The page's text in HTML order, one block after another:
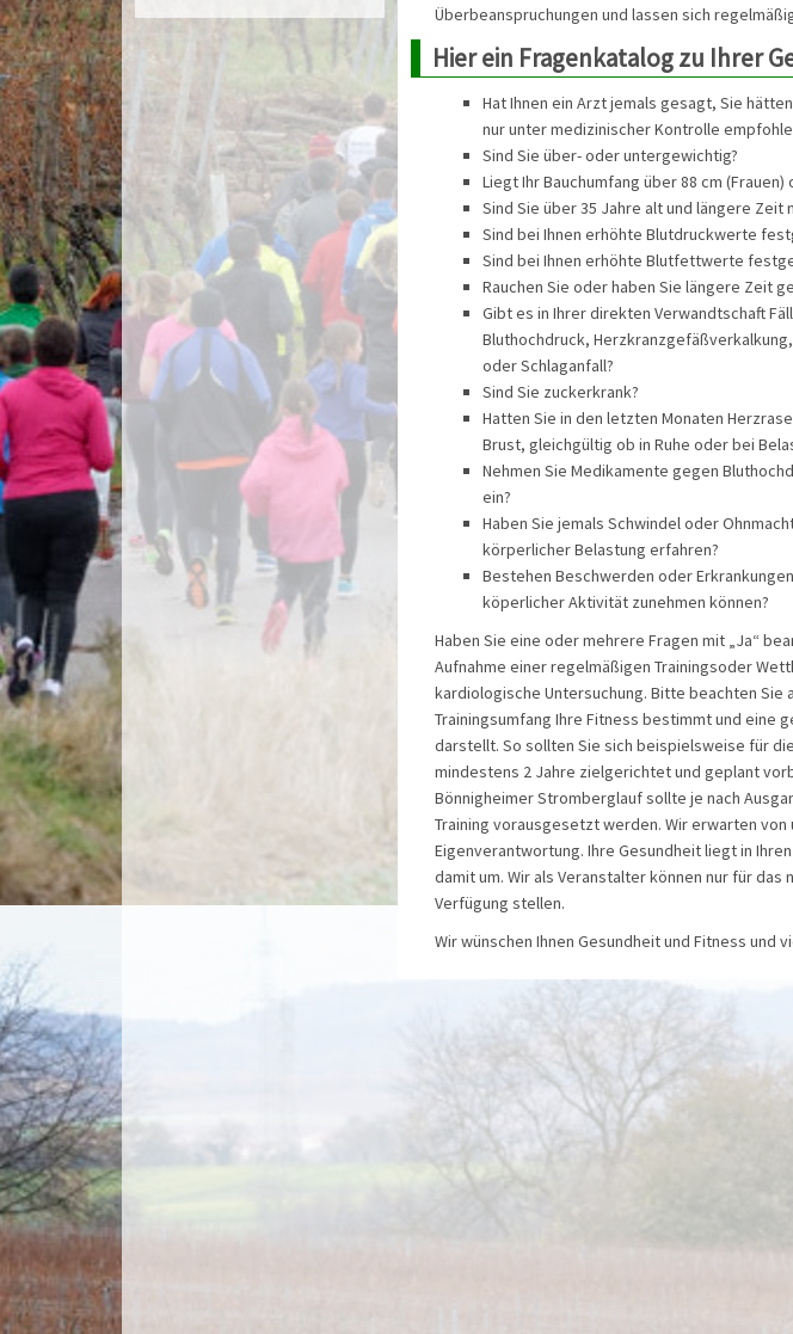
Überbeanspruchungen und lassen sich
Hier ein Fragenkatalog zu Ihrer
Hat Ihnen ein Arzt jemals gesagt, Sie
nur unter medizinischer Kontrolle
Sind Sie über- oder untergewichtig?
Liegt Ihr Bauchumfang über 88 cm (Frauen)
Sind Sie über 35 Jahre alt und längere
Sind bei Ihnen erhöhte Blutdruckwerte
Sind bei Ihnen erhöhte Blutfettwerte
Rauchen Sie oder haben Sie längere Zeit
Gibt es in Ihrer direkten Verwandtschaft
Bluthochdruck,
oder Schlaganfall?
Sind Sie zuckerkrank?
Hatten Sie in den letzten Monaten
Brust, gleichgültig ob in Ruhe oder bei
Nehmen Sie Medikamente gegen
ein?
Haben Sie jemals Schwindel oder
körperlicher Belastung erfahren?
Bestehen Beschwerden oder
köperlicher Aktivität zunehmen können?
Haben Sie eine oder mehrere Fragen mit „Ja“
Aufnahme einer regelmäßigen Trainingsoder
kardiologische Untersuchung. Bitte beachten Sie
Trainingsumfang Ihre Fitness bestimmt und eine
darstellt. So sollten Sie sich beispielsweise für
mindestens 2 Jahre zielgerichtet und geplant
Bönnigheimer Stromberglauf sollte je nach
Training vorausgesetzt werden. Wir erwarten von
Eigenverantwortung. Ihre Gesundheit liegt in
damit um. Wir als Veranstalter können nur für das
Verfügung stellen.
Wir wünschen Ihnen Gesundheit und Fitness und